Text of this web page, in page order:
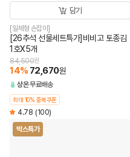
담기
[일체형 손잡이]
[26추석 선물세트특가]비비고 토종김
1호X5개
84,500원
14% 72,670원
상온무료배송
최대 10% 중복쿠폰
4.78 (100)
박스특가